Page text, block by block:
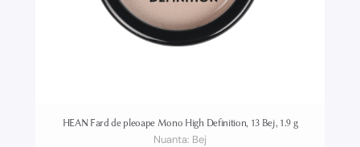
HEAN Fard de pleoape Mono High Definition, 13 Bej, 1.9 g
Nuanta: Bej